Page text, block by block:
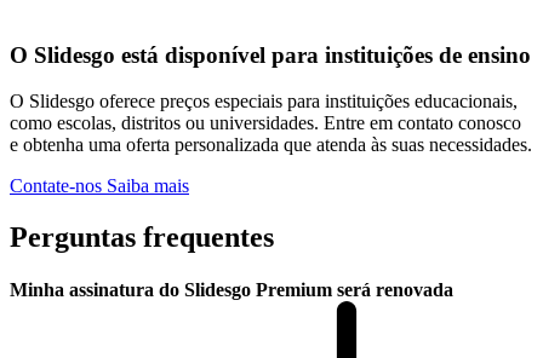
O Slidesgo está disponível para instituições de ensino
O Slidesgo oferece preços especiais para instituições educacionais,
como escolas, distritos ou universidades. Entre em contato conosco
e obtenha uma oferta personalizada que atenda às suas necessidades.
Contate-nos Saiba mais
Perguntas frequentes
Minha assinatura do Slidesgo Premium será renovada